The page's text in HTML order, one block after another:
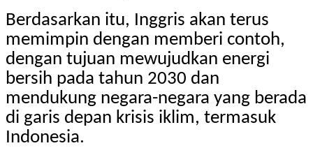
Berdasarkan itu, Inggris akan terus
memimpin dengan memberi contoh,
dengan tujuan mewujudkan energi
bersih pada tahun 2030 dan
mendukung negara-negara yang berada
di garis depan krisis iklim, termasuk
Indonesia.